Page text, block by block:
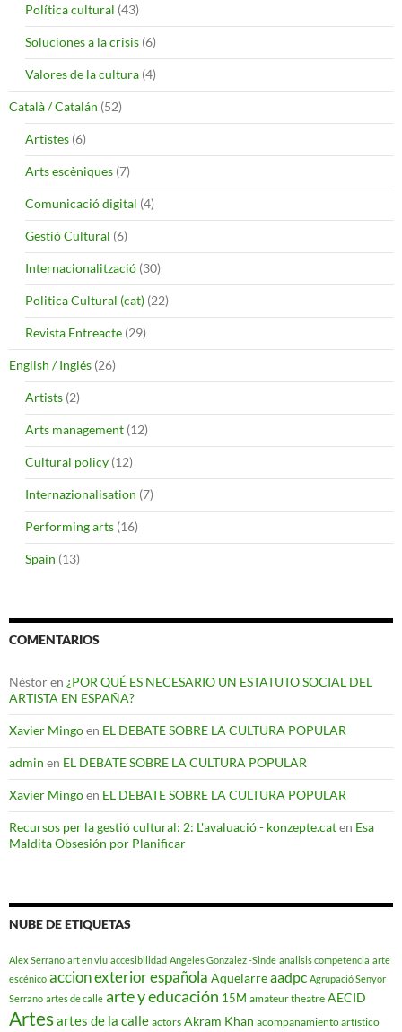
Política cultural (43)
Soluciones a la crisis (6)
Valores de la cultura (4)
Català / Catalán (52)
Artistes (6)
Arts escèniques (7)
Comunicació digital (4)
Gestió Cultural (6)
Internacionalització (30)
Politica Cultural (cat) (22)
Revista Entreacte (29)
English / Inglés (26)
Artists (2)
Arts management (12)
Cultural policy (12)
Internazionalisation (7)
Performing arts (16)
Spain (13)
COMENTARIOS
Néstoren ¿POR QUÉ ES NECESARIO UN ESTATUTO SOCIAL DEL
ARTISTA EN ESPAÑA?
Xavier Mingoen EL DEBATE SOBRE LA CULTURA POPULAR
admin en EL DEBATE SOBRE LA CULTURA POPULAR
Xavier Mingoen EL DEBATE SOBRE LA CULTURA POPULAR
Recursos per la gestió cultural: 2: L'avaluació - konzepte.caten Esa
Maldita Obsesión por Planificar
NUBE DE ETIQUETAS
Alex Serrano art en viu accesibilidad Angeles Gonzalez -Sinde analisis competencia arte
escénico accion exterior española Aquelarreaadpc Agrupació Senyor
Serrano artes de calle arte y educación 15M amateur theatre AECID
Artesartes de la calle actors Akram Khan acompañamiento artístico